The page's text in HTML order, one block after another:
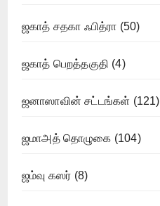
ஜகாத் சதகா ஃபித்ரா (50)
ஜகாத் பெறத்தகுதி (4)
ஜனாஸாவின் சட்டங்கள் (121)
ஜமாஅத் தொழுகை (104)
ஜம்வு கஸர் (8)